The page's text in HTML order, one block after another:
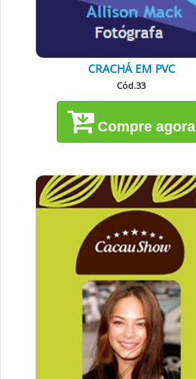
CRACHÁ EM PVC
Cód.33
Compre agora